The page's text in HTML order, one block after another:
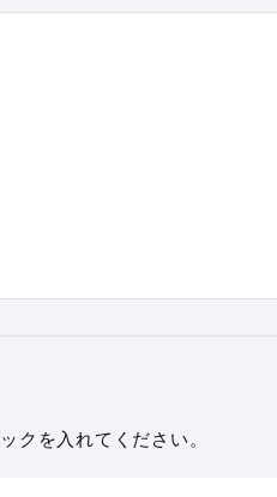
クを入れてください。